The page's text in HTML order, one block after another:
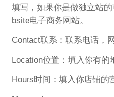
填写，如果你是做独立站
bsite电子商务网站。
Contact联系：联系电话，
Location位置：填入你有的
Hours时间：填入你店铺的